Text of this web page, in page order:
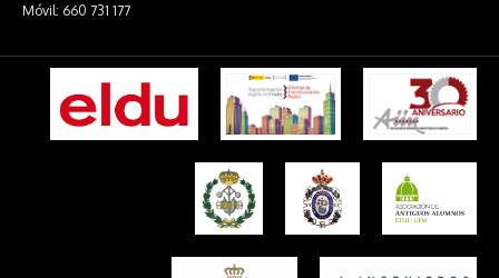
Móvil: 660 731 177